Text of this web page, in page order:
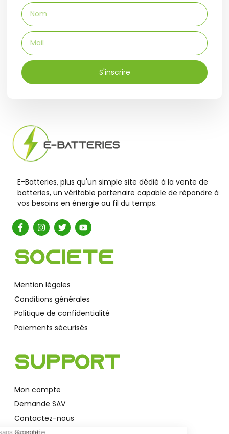
S'inscrire
E-Batteries, plus qu'un simple site dédié à la vente de
batteries, un véritable partenaire capable de répondre à
vos besoins en énergie au fil du temps.
Société
Mention légales
Conditions générales
Politique de confidentialité
Paiements sécurisés
Support
Mon compte
Demande SAV
Contactez-nous